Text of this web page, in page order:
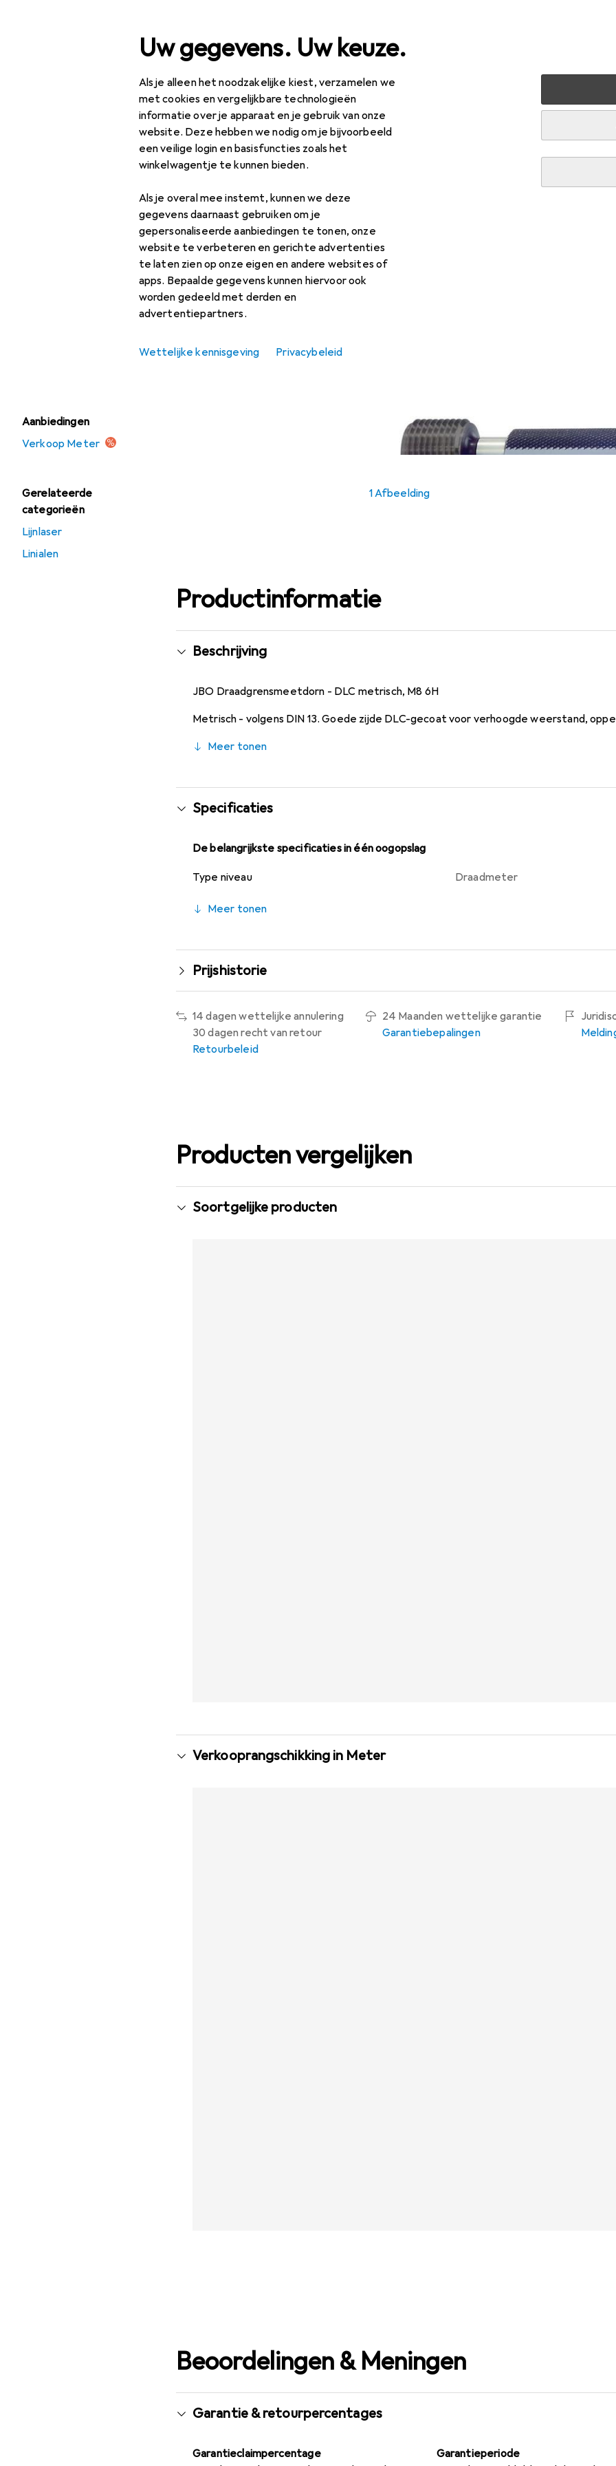
Uw gegevens. Uw keuze.
Als je alleen het noodzakelijke kiest, verzamelen we
met cookies en vergelijkbare technologieën
informatie over je apparaat en je gebruik van onze
website. Deze hebben we nodig om je bijvoorbeeld
een veilige login en basisfuncties zoals het
winkelwagentje te kunnen bieden.
Als je overal mee instemt, kunnen we deze
gegevens daarnaast gebruiken om je
gepersonaliseerde aanbiedingen te tonen, onze
website te verbeteren en gerichte advertenties
te laten zien op onze eigen en andere websites of
apps. Bepaalde gegevens kunnen hiervoor ook
worden gedeeld met derden en
advertentiepartners.
Wettelijke kennisgeving Privacybeleid
Aanbiedingen
Verkoop Meter
Gerelateerde
categorieën
Lijnlaser
Linialen
Productassortiment Klussen + Tuin
1 Afbeelding
Productinformatie
Beschrijving
JBO Draadgrensmeetdorn - DLC metrisch, M8 6H
Metrisch - volgens DIN 13. Goede zijde DLC-gecoat voor verhoogde weerstand,
Meer tonen
Specificaties
De belangrijkste specificaties in één oogopslag
Type niveau Draadmeter
Meer tonen
Prijshistorie
14 dagen wettelijke annulering
30 dagen recht van retour
Retourbeleid
24 Maanden wettelijke garantie
Garantiebepalingen
Producten vergelijken
Soortgelijke producten
Verkooprangschikking in Meter
Beoordelingen & Meningen
Garantie & retourpercentages
Garantieclaimpercentage
Garantieperiode